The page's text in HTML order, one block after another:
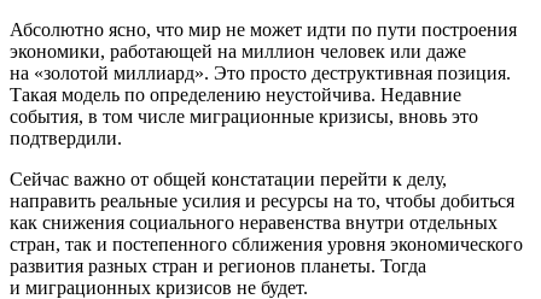
Абсолютно ясно, что мир не может идти по пути построения
экономики, работающей на миллион человек или даже
на «золотой миллиард». Это просто деструктивная позиция.
Такая модель по определению неустойчива. Недавние
события, в том числе миграционные кризисы, вновь это
подтвердили.
Сейчас важно от общей констатации перейти к делу,
направить реальные усилия и ресурсы на то, чтобы добиться
как снижения социального неравенства внутри отдельных
стран, так и постепенного сближения уровня экономического
развития разных стран и регионов планеты. Тогда
и миграционных кризисов не будет.